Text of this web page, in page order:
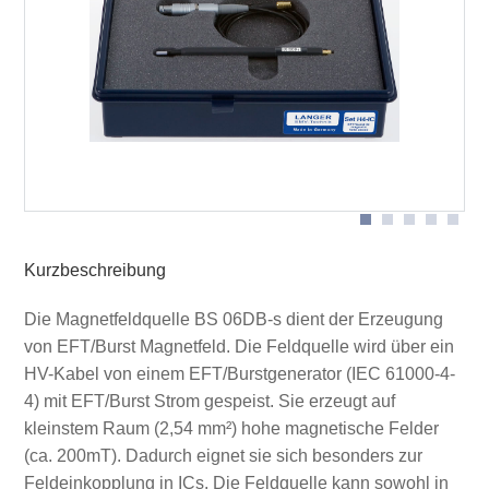
Kurzbeschreibung
Die Magnetfeldquelle BS 06DB-s dient der Erzeugung
von EFT/Burst Magnetfeld. Die Feldquelle wird über ein
HV-Kabel von einem EFT/Burstgenerator (IEC 61000-4-
4) mit EFT/Burst Strom gespeist. Sie erzeugt auf
kleinstem Raum (2,54 mm²) hohe magnetische Felder
(ca. 200mT). Dadurch eignet sie sich besonders zur
Feldeinkopplung in ICs. Die Feldquelle kann sowohl in